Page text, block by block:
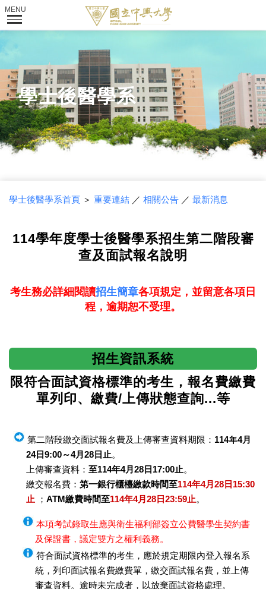
學士後醫學系
學士後醫學系首頁＞ 重要連結／ 相關公告／ 最新消息
114學年度學士後醫學系招生第二階段審
查及面試報名說明
考生務必詳細閱讀招生簡章各項規定，並留意各項日
程，逾期恕不受理。
招生資訊系統
限符合面試資格標準的考生，報名費繳費
單列印、繳費/上傳狀態查詢...等
第二階段繳交面試報名費及上傳審查資料期限： 114年4月
24日9:00～4月28日止。
上傳審查資料： 至114年4月28日17:00止。
繳交報名費： 第一銀行櫃檯繳款時間至114年4月28日15:30
止 ； ATM繳費時間至114年4月28日23:59止。
本項考試錄取生應與衛生福利部簽立公費醫學生契約書
及保證書，議定雙方之權利義務。
符合面試資格標準的考生，應於規定期限內登入報名系
統，列印面試報名費繳費單，繳交面試報名費，並上傳
審查資料。逾時未完成者，以放棄面試資格處理。